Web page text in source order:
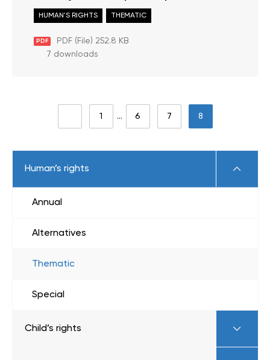
sănătate
PDF PDF (File) 252.8 KB
HUMAN'S RIGHTS THEMATIC
7 downloads
1 … 6 7 8
Human’s rights
Annual
Alternatives
Thematic
Special
Child’s rights